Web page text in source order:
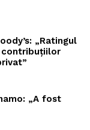
„Ratingul
contribuțiilor
„A fost